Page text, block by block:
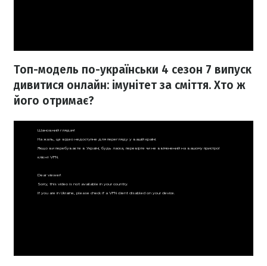
Топ-модель по-українськи 4 сезон 7 випуск
дивитися онлайн: імунітет за сміття. Хто ж
його отримає?